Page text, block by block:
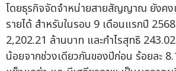
โดยธุรกิจจัดจำหน่ายสายสัญญาณ ยังคง
รายได้ สำหรับในรอบ 9 เดือนแรกปี
2,202.21 ล้านบาท และกำไรสุทธิ
น้อยจากช่วงเดียวกันของปีก่อน ร้อยละ